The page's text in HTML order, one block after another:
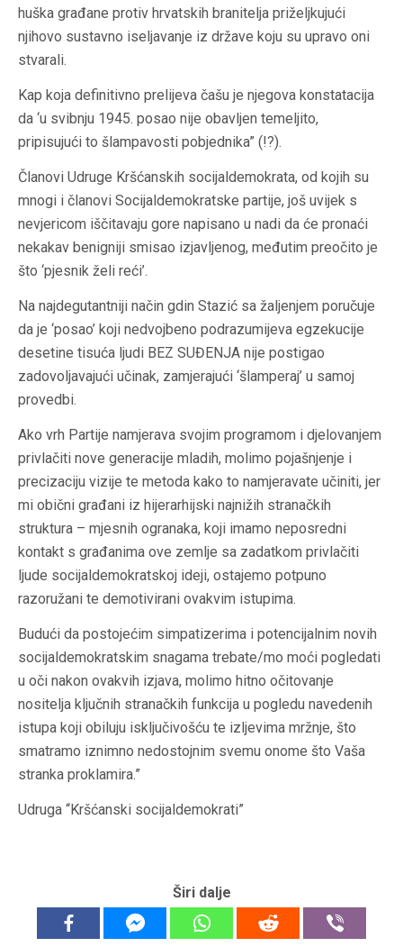
huška građane protiv hrvatskih branitelja priželjkujući
njihovo sustavno iseljavanje iz države koju su upravo oni
stvarali.
Kap koja definitivno prelijeva čašu je njegova konstatacija
da ‘u svibnju 1945. posao nije obavljen temeljito,
pripisujući to šlampavosti pobjednika” (!?).
Članovi Udruge Kršćanskih socijaldemokrata, od kojih su
mnogi i članovi Socijaldemokratske partije, još uvijek s
nevjericom iščitavaju gore napisano u nadi da će pronaći
nekakav benigniji smisao izjavljenog, međutim preočito je
što ‘pjesnik želi reći’.
Na najdegutantniji način gdin Stazić sa žaljenjem poručuje
da je ‘posao’ koji nedvojbeno podrazumijeva egzekucije
desetine tisuća ljudi BEZ SUĐENJA nije postigao
zadovoljavajući učinak, zamjerajući ‘šlamperaj’ u samoj
provedbi.
Ako vrh Partije namjerava svojim programom i djelovanjem
privlačiti nove generacije mladih, molimo pojašnjenje i
precizaciju vizije te metoda kako to namjeravate učiniti, jer
mi obični građani iz hijerarhijski najnižih stranačkih
struktura – mjesnih ogranaka, koji imamo neposredni
kontakt s građanima ove zemlje sa zadatkom privlačiti
ljude socijaldemokratskoj ideji, ostajemo potpuno
razoružani te demotivirani ovakvim istupima.
Budući da postojećim simpatizerima i potencijalnim novih
socijaldemokratskim snagama trebate/mo moći pogledati
u oči nakon ovakvih izjava, molimo hitno očitovanje
nositelja ključnih stranačkih funkcija u pogledu navedenih
istupa koji obiluju isključivošću te izljevima mržnje, što
smatramo iznimno nedostojnim svemu onome što Vaša
stranka proklamira.”
Udruga “Kršćanski socijaldemokrati”
Širi dalje